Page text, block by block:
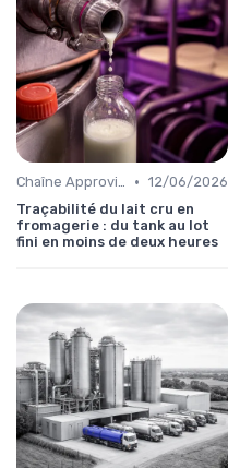
Chaîne Approvisionnement • 12/06/2026
Traçabilité du lait cru en
fromagerie : du tank au lot
fini en moins de deux heures